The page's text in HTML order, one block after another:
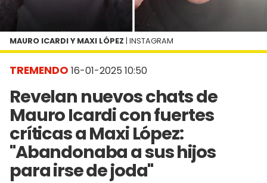
TREMENDO 16-01-2025 10:50
Revelan nuevos chats de
Mauro Icardi con fuertes
críticas a Maxi López:
"Abandonaba a sus hijos
para irse de joda"
MAURO ICARDI Y MAXI LÓPEZ | INSTAGRAM